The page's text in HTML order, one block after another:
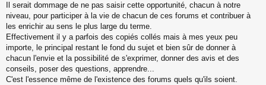
Il serait dommage de ne pas saisir cette opportunité, chacun à notre
niveau, pour participer à la vie de chacun de ces forums et contribuer à
les enrichir au sens le plus large du terme.
Effectivement il y a parfois des copiés collés mais à mes yeux peu
importe, le principal restant le fond du sujet et bien sûr de donner à
chacun l'envie et la possibilité de s'exprimer, donner des avis et des
conseils, poser des questions, apprendre...
C'est l'essence même de l'existence des forums quels qu'ils soient.